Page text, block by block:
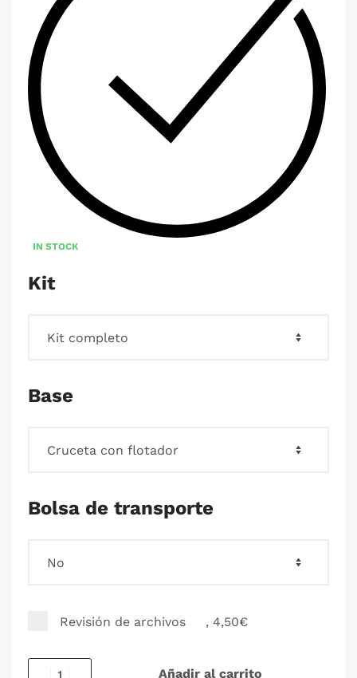
IN STOCK
Kit
Base
Bolsa de transporte
Revisión de archivos , 4,50€
Añadir al carrito